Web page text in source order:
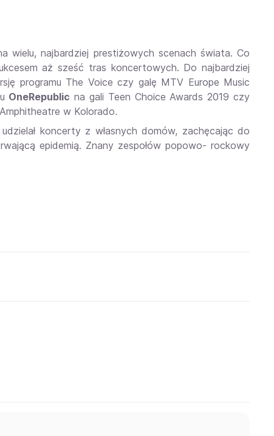
wielu, najbardziej prestiżowych scenach świata. Co
aż sześć tras koncertowych. Do najbardziej
programu The Voice czy galę MTV Europe Music
OneRepublic na gali Teen Choice Awards 2019 czy
w Kolorado.
koncerty z własnych domów, zachęcając do
epidemią. Znany zespołów popowo- rockowy